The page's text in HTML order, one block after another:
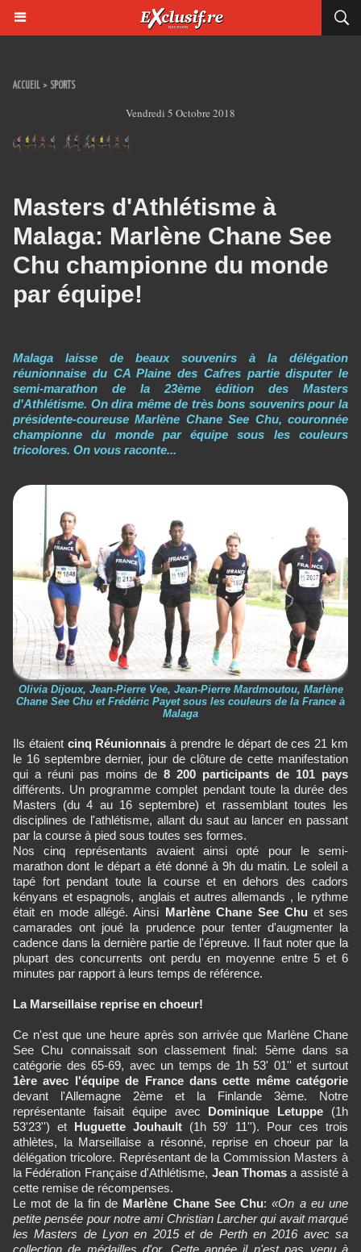
ACCUEIL > SPORTS
Vendredi 5 Octobre 2018
Masters d'Athlétisme à
Malaga: Marlène Chane See
Chu championne du monde
par équipe!
Malaga laisse de beaux souvenirs à la délégation
réunionnaise du CA Plaine des Cafres partie disputer le
semi-marathon de la 23ème édition des Masters
d'Athlétisme. On dira même de très bons souvenirs pour la
présidente-coureuse Marlène Chane See Chu, couronnée
championne du monde par équipe sous les couleurs
tricolores. On vous raconte...
Olivia Dijoux, Jean-Pierre Vee, Jean-Pierre Mardmoutou, Marlène
Chane See Chu et Frédéric Payet sous les couleurs de la France à
Malaga
Ils étaient cinq Réunionnais à prendre le départ de ces 21 km
le 16 septembre dernier, jour de clôture de cette manifestation
qui a réuni pas moins de 8 200 participants de 101 pays
différents. Un programme complet pendant toute la durée des
Masters (du 4 au 16 septembre) et rassemblant toutes les
disciplines de l'athlétisme, allant du saut au lancer en passant
par la course à pied sous toutes ses formes.
Nos cinq représentants avaient ainsi opté pour le semi-
marathon dont le départ a été donné à 9h du matin. Le soleil a
tapé fort pendant toute la course et en dehors des cadors
kényans et espagnols, anglais et autres allemands , le rythme
était en mode allégé. Ainsi Marlène Chane See Chu et ses
camarades ont joué la prudence pour tenter d'augmenter la
cadence dans la dernière partie de l'épreuve. Il faut noter que la
plupart des concurrents ont perdu en moyenne entre 5 et 6
minutes par rapport à leurs temps de référence.
La Marseillaise reprise en choeur!
Ce n'est que une heure après son arrivée que Marlène Chane
See Chu connaissait son classement final: 5ème dans sa
catégorie des 65-69, avec un temps de 1h 53' 01'' et surtout
1ère avec l'équipe de France dans cette même catégorie
devant l'Allemagne 2ème et la Finlande 3ème. Notre
représentante faisait équipe avec Dominique Letuppe (1h
53'23'') et Huguette Jouhault (1h 59' 11''). Pour ces trois
athlètes, la Marseillaise a résonné, reprise en choeur par la
délégation tricolore. Représentant de la Commission Masters à
la Fédération Française d'Athlétisme, Jean Thomasa assisté à
cette remise de récompenses.
Le mot de la fin de Marlène Chane See Chu:«On a eu une
petite pensée pour notre ami Christian Larcher qui avait marqué
les Masters de Lyon en 2015 et de Perth en 2016 avec sa
collection de médailles d'or. Cette année il n'est pas venu à